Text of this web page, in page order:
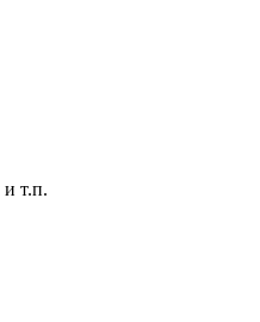
т.п.